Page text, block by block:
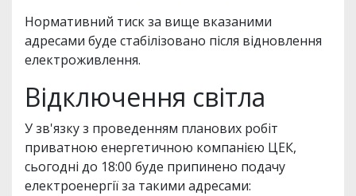
Нормативний тиск за вище вказаними
адресами буде стабілізовано після відновлення
електроживлення.
Відключення світла
У зв'язку з проведенням планових робіт
приватною енергетичною компанією ЦЕК,
сьогодні до 18:00 буде припинено подачу
електроенергії за такими адресами: